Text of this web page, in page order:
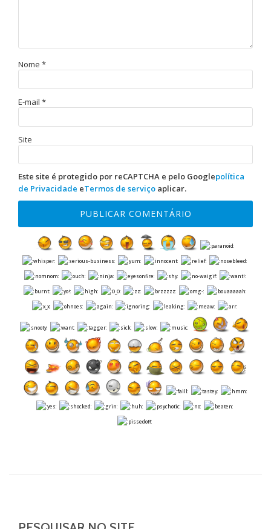
Nome *
E-mail *
Site
Este site é protegido por reCAPTCHA e pelo Googlepolítica
de Privacidade eTermos de serviço aplicar.